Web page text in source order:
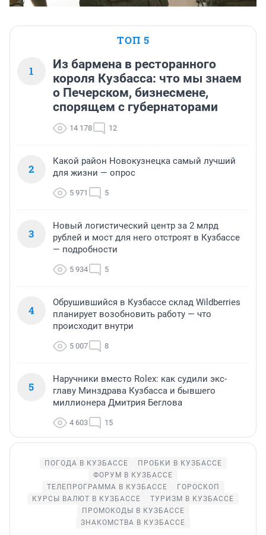
ТОП 5
1
Из бармена в ресторанного
короля Кузбасса: что мы знаем
о Печерском, бизнесмене,
спорящем с губернаторами
14 178 12
2
Какой район Новокузнецка самый лучший
для жизни — опрос
5 971 5
3
Новый логистический центр за 2 млрд
рублей и мост для него отстроят в Кузбассе
— подробности
5 934 5
4
Обрушившийся в Кузбассе склад Wildberries
планирует возобновить работу — что
происходит внутри
5 007 8
5
Наручники вместо Rolex: как судили экс-
главу Минздрава Кузбасса и бывшего
миллионера Дмитрия Беглова
4 603 15
ПОГОДА В КУЗБАССЕ
ПРОБКИ В КУЗБАССЕ
ФОРУМ В КУЗБАССЕ
ТЕЛЕПРОГРАММА В КУЗБАССЕ
ГОРОСКОП
КУРСЫ ВАЛЮТ В КУЗБАССЕ
ТУРИЗМ В КУЗБАССЕ
ПРОМОКОДЫ В КУЗБАССЕ
ЗНАКОМСТВА В КУЗБАССЕ